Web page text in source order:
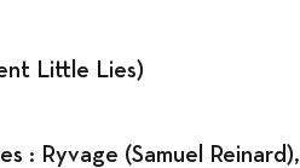
Little Lies)
: Ryvage (Samuel Reinard),